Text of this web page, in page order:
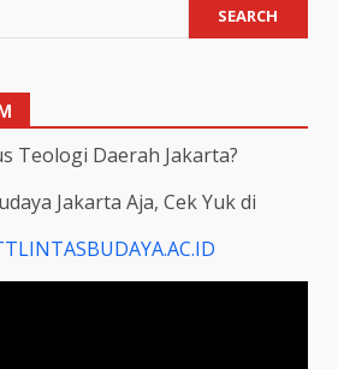
SEARCH
Teologi Daerah Jakarta?
Jakarta Aja, Cek Yuk di